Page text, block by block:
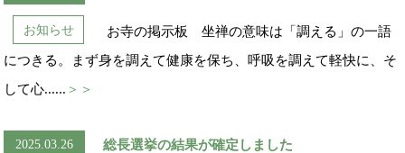
お知らせ
お寺の掲示板 坐禅の意味は「調える」の一語
につきる。まず身を調えて健康を保ち、呼吸を調えて軽快に、そ
して心...... ＞＞
2025.03.26 総長選挙の結果が確定しました